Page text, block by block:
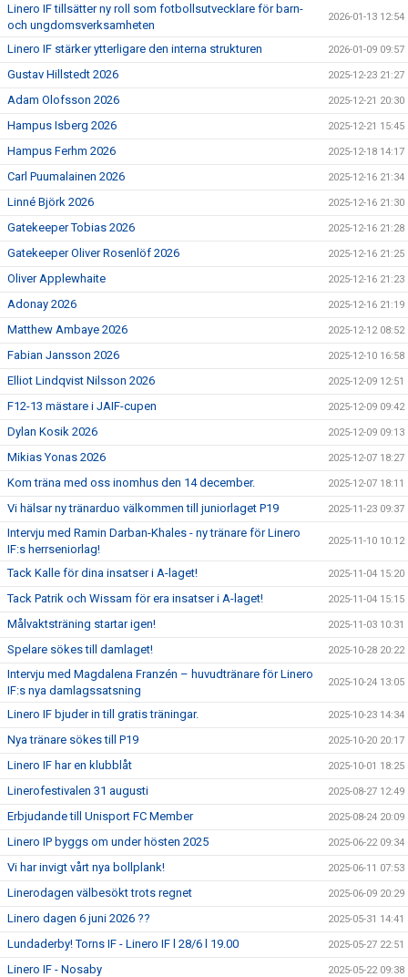
Linero IF tillsätter ny roll som fotbollsutvecklare för barn-
och ungdomsverksamheten
2026-01-13 12:54
Linero IF stärker ytterligare den interna strukturen 2026-01-09 09:57
Gustav Hillstedt 2026 2025-12-23 21:27
Adam Olofsson 2026 2025-12-21 20:30
Hampus Isberg 2026 2025-12-21 15:45
Hampus Ferhm 2026 2025-12-18 14:17
Carl Puumalainen 2026 2025-12-16 21:34
Linné Björk 2026 2025-12-16 21:30
Gatekeeper Tobias 2026 2025-12-16 21:28
Gatekeeper Oliver Rosenlöf 2026 2025-12-16 21:25
Oliver Applewhaite 2025-12-16 21:23
Adonay 2026 2025-12-16 21:19
Matthew Ambaye 2026 2025-12-12 08:52
Fabian Jansson 2026 2025-12-10 16:58
Elliot Lindqvist Nilsson 2026 2025-12-09 12:51
F12-13 mästare i JAIF-cupen 2025-12-09 09:42
Dylan Kosik 2026 2025-12-09 09:13
Mikias Yonas 2026 2025-12-07 18:27
Kom träna med oss inomhus den 14 december. 2025-12-07 18:11
Vi hälsar ny tränarduo välkommen till juniorlaget P19 2025-11-23 09:37
Intervju med Ramin Darban-Khales - ny tränare för Linero
IF:s herrseniorlag!
2025-11-10 10:12
Tack Kalle för dina insatser i A-laget! 2025-11-04 15:20
Tack Patrik och Wissam för era insatser i A-laget! 2025-11-04 15:15
Målvaktsträning startar igen! 2025-11-03 10:31
Spelare sökes till damlaget! 2025-10-28 20:22
Intervju med Magdalena Franzén – huvudtränare för Linero
IF:s nya damlagssatsning
2025-10-24 13:05
Linero IF bjuder in till gratis träningar. 2025-10-23 14:34
Nya tränare sökes till P19 2025-10-20 20:17
Linero IF har en klubblåt 2025-10-01 18:25
Linerofestivalen 31 augusti 2025-08-27 12:49
Erbjudande till Unisport FC Member 2025-08-24 20:09
Linero IP byggs om under hösten 2025 2025-06-22 09:34
Vi har invigt vårt nya bollplank! 2025-06-11 07:53
Linerodagen välbesökt trots regnet 2025-06-09 20:29
Linero dagen 6 juni 2026 ?? 2025-05-31 14:41
Lundaderby! Torns IF - Linero IF l 28/6 l 19.00 2025-05-27 22:51
Linero IF - Nosaby 2025-05-22 09:38